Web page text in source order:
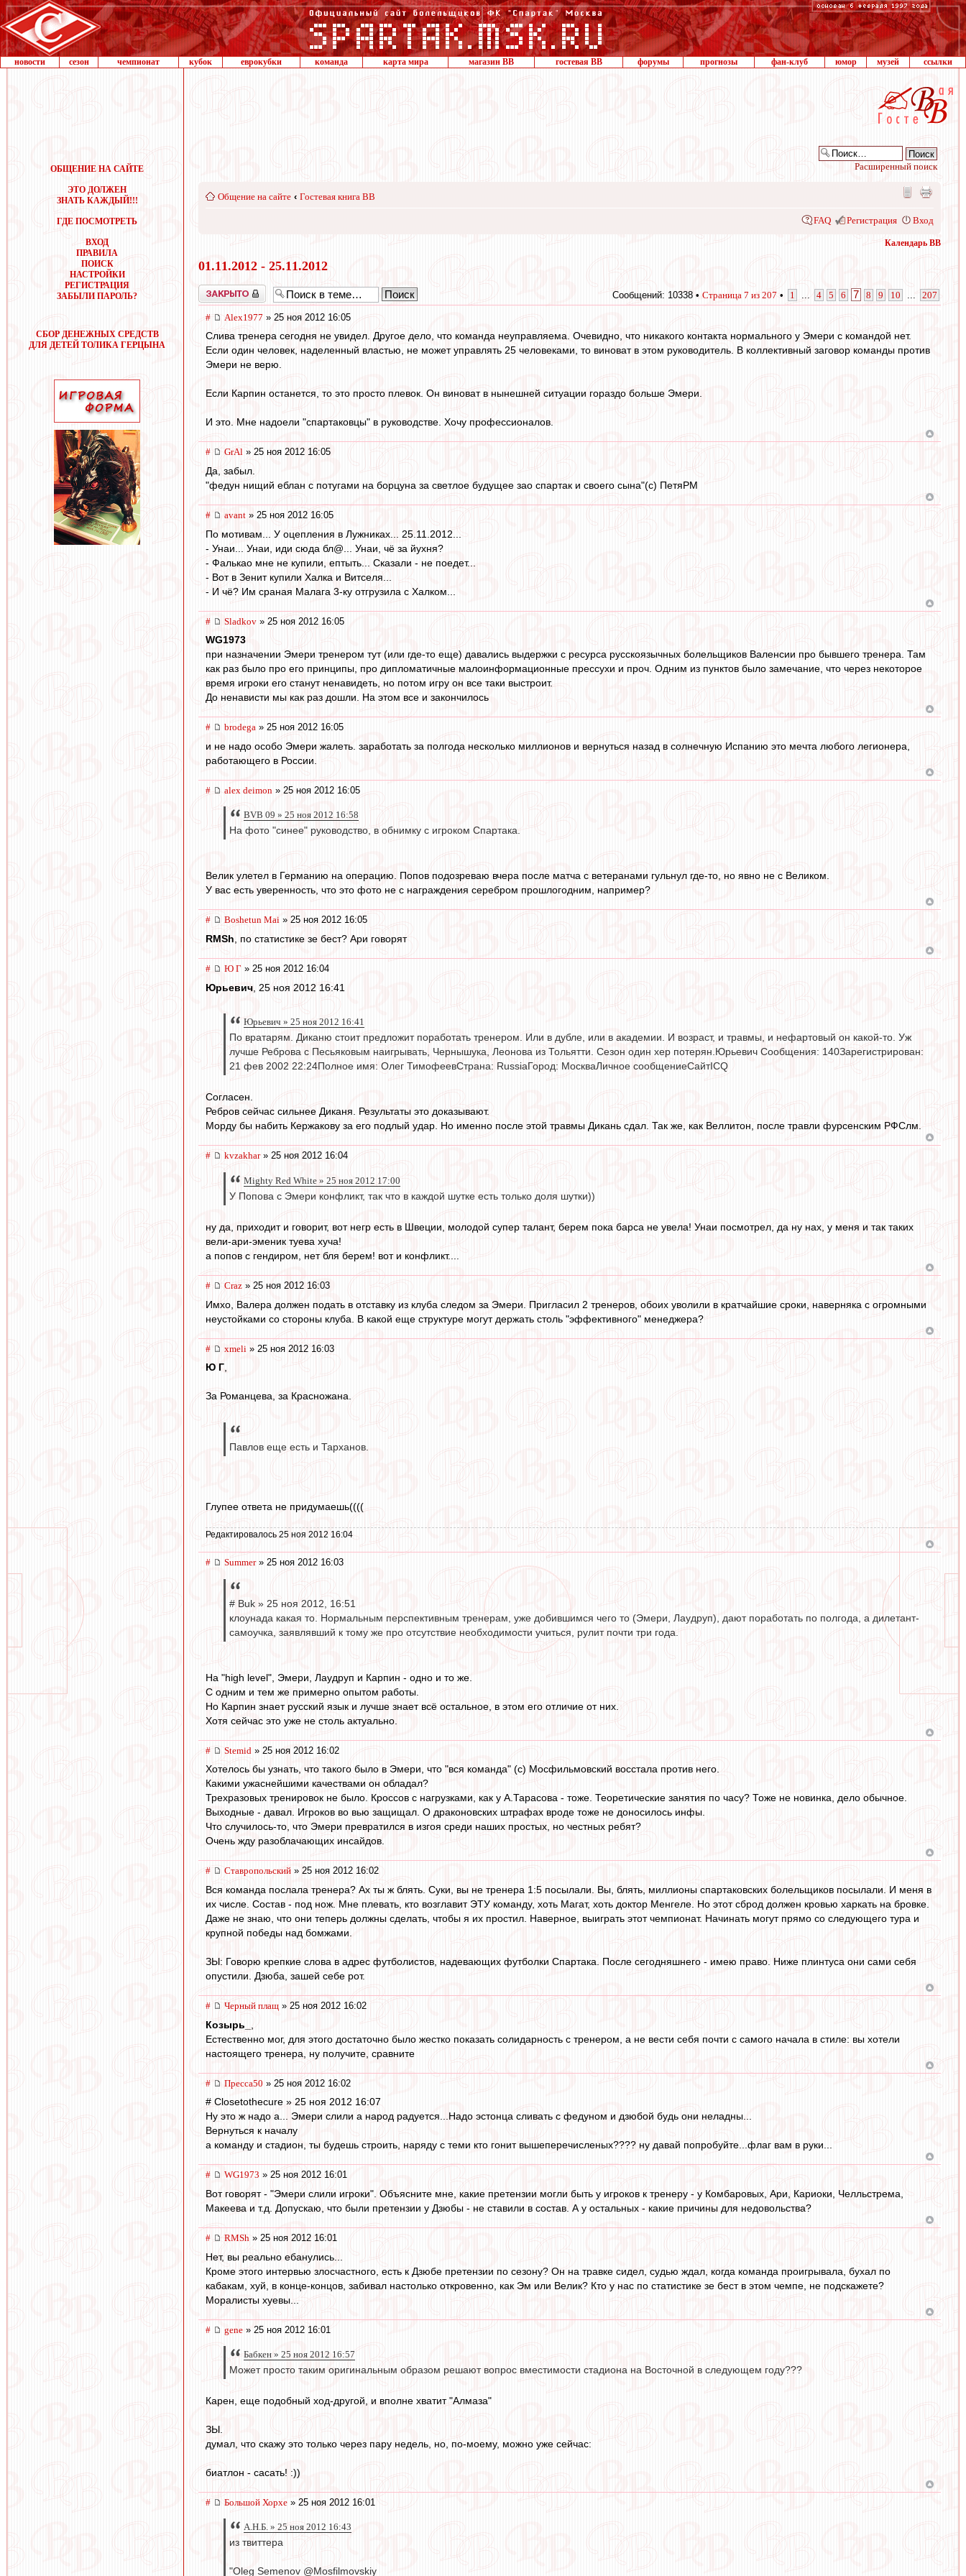
новости сезон чемпионат кубок еврокубки команда карта мира магазин ВВ гостевая ВВ форумы прогнозы фан-клуб юмор музей ссылки
ОБЩЕНИЕ НА САЙТЕ
ЭТО ДОЛЖЕН
ЗНАТЬ КАЖДЫЙ!!!
ГДЕ ПОСМОТРЕТЬ
ВХОД
ПРАВИЛА
ПОИСК
НАСТРОЙКИ
РЕГИСТРАЦИЯ
ЗАБЫЛИ ПАРОЛЬ?
СБОР ДЕНЕЖНЫХ СРЕДСТВ
ДЛЯ ДЕТЕЙ ТОЛИКА ГЕРЦЫНА
Расширенный поиск
Общение на сайте ‹ Гостевая книга ВВ
FAQ Регистрация Вход
Календарь ВВ
01.11.2012 - 25.11.2012
Закрыто Сообщений: 10338 • Страница 7 из 207 • 1 4 5 6 7 8 9 10 207
# Alex1977 » 25 ноя 2012 16:05
Слива тренера сегодня не увидел. Другое дело, что команда неуправляема. Очевидно, что никакого контакта нормального у Эмери с командой нет.
Если один человек, наделенный властью, не может управлять 25 человеками, то виноват в этом руководитель. В коллективный заговор команды против
Эмери не верю.
Если Карпин останется, то это просто плевок. Он виноват в нынешней ситуации гораздо больше Эмери.
И это. Мне надоели "спартаковцы" в руководстве. Хочу профессионалов.
# GrAl » 25 ноя 2012 16:05
Да, забыл.
"федун нищий еблан с потугами на борцуна за светлое будущее зао спартак и своего сына"(с) ПетяРМ
# avant » 25 ноя 2012 16:05
По мотивам... У оцепления в Лужниках... 25.11.2012...
- Унаи... Унаи, иди сюда бл@... Унаи, чё за йухня?
- Фалькао мне не купили, ептыть... Сказали - не поедет...
- Вот в Зенит купили Халка и Витселя...
- И чё? Им сраная Малага 3-ку отгрузила с Халком...
# Sladkov » 25 ноя 2012 16:05
WG1973
при назначении Эмери тренером тут (или где-то еще) давались выдержки с ресурса русскоязычных болельщиков Валенсии про бывшего тренера. Там
как раз было про его принципы, про дипломатичные малоинформационные прессухи и проч. Одним из пунктов было замечание, что через некоторое
время игроки его станут ненавидеть, но потом игру он все таки выстроит.
До ненависти мы как раз дошли. На этом все и закончилось
# brodega » 25 ноя 2012 16:05
и не надо особо Эмери жалеть. заработать за полгода несколько миллионов и вернуться назад в солнечную Испанию это мечта любого легионера,
работающего в России.
# alex deimon » 25 ноя 2012 16:05
BVB 09 » 25 ноя 2012 16:58
На фото "синее" руководство, в обнимку с игроком Спартака.
Велик улетел в Германию на операцию. Попов подозреваю вчера после матча с ветеранами гульнул где-то, но явно не с Великом.
У вас есть уверенность, что это фото не с награждения серебром прошлогодним, например?
# Boshetun Mai » 25 ноя 2012 16:05
RMSh , по статистике зе бест? Ари говорят
# Ю Г » 25 ноя 2012 16:04
Юрьевич , 25 ноя 2012 16:41
Юрьевич » 25 ноя 2012 16:41
По вратарям. Диканю стоит предложит поработать тренером. Или в дубле, или в академии. И возраст, и травмы, и нефартовый он какой-то. Уж
лучше Реброва с Песьяковым наигрывать, Чернышука, Леонова из Тольятти. Сезон один хер потерян.Юрьевич Сообщения: 140Зарегистрирован:
21 фев 2002 22:24Полное имя: Олег ТимофеевСтрана: RussiaГород: МоскваЛичное сообщениеСайтICQ
Согласен.
Ребров сейчас сильнее Диканя. Результаты это доказывают.
Морду бы набить Кержакову за его подлый удар. Но именно после этой травмы Дикань сдал. Так же, как Веллитон, после травли фурсенским РФСлм.
# kvzakhar» 25 ноя 2012 16:04
Mighty Red White » 25 ноя 2012 17:00
У Попова с Эмери конфликт, так что в каждой шутке есть только доля шутки))
ну да, приходит и говорит, вот негр есть в Швеции, молодой супер талант, берем пока барса не увела! Унаи посмотрел, да ну нах, у меня и так таких
вели-ари-эменик туева хуча!
а попов с гендиром, нет бля берем! вот и конфликт....
# Craz » 25 ноя 2012 16:03
Имхо, Валера должен подать в отставку из клуба следом за Эмери. Пригласил 2 тренеров, обоих уволили в кратчайшие сроки, наверняка с огромными
неустойками со стороны клуба. В какой еще структуре могут держать столь "эффективного" менеджера?
# xmeli » 25 ноя 2012 16:03
Ю Г
За Романцева, за Красножана.
Павлов еще есть и Тарханов.
Глупее ответа не придумаешь((((
Редактировалось 25 ноя 2012 16:04
# Summer» 25 ноя 2012 16:03
# Buk » 25 ноя 2012, 16:51
клоунада какая то. Нормальным перспективным тренерам, уже добившимся чего то (Эмери, Лаудруп), дают поработать по полгода, а дилетант-
самоучка, заявлявший к тому же про отсутствие необходимости учиться, рулит почти три года.
На "high level", Эмери, Лаудруп и Карпин - одно и то же.
С одним и тем же примерно опытом работы.
Но Карпин знает русский язык и лучше знает всё остальное, в этом его отличие от них.
Хотя сейчас это уже не столь актуально.
# Stemid » 25 ноя 2012 16:02
Хотелось бы узнать, что такого было в Эмери, что "вся команда" (с) Мосфильмовский восстала против него.
Какими ужаснейшими качествами он обладал?
Трехразовых тренировок не было. Кроссов с нагрузками, как у А.Тарасова - тоже. Теоретические занятия по часу? Тоже не новинка, дело обычное.
Выходные - давал. Игроков во вью защищал. О драконовских штрафах вроде тоже не доносилось инфы.
Что случилось-то, что Эмери превратился в изгоя среди наших простых, но честных ребят?
Очень жду разоблачающих инсайдов.
# Ставропольский » 25 ноя 2012 16:02
Вся команда послала тренера? Ах ты ж блять. Суки, вы не тренера 1:5 посылали. Вы, блять, миллионы спартаковских болельщиков посылали. И меня в
их числе. Состав - под нож. Мне плевать, кто возглавит ЭТУ команду, хоть Магат, хоть доктор Менгеле. Но этот сброд должен кровью харкать на бровке.
Даже не знаю, что они теперь должны сделать, чтобы я их простил. Наверное, выиграть этот чемпионат. Начинать могут прямо со следующего тура и
крупной победы над бомжами.
ЗЫ: Говорю крепкие слова в адрес футболистов, надевающих футболки Спартака. После сегодняшнего - имею право. Ниже плинтуса они сами себя
опустили. Дзюба, зашей себе рот.
# Черный плащ » 25 ноя 2012 16:02
Козырь_
Естественно мог, для этого достаточно было жестко показать солидарность с тренером, а не вести себя почти с самого начала в стиле: вы хотели
настоящего тренера, ну получите, сравните
# Пресса50 » 25 ноя 2012 16:02
# Closetothecure » 25 ноя 2012 16:07
Ну это ж надо а... Эмери слили а народ радуется...Надо эстонца сливать с федуном и дзюбой будь они неладны...
Вернуться к началу
а команду и стадион, ты будешь строить, наряду с теми кто гонит вышеперечисленых???? ну давай попробуйте...флаг вам в руки...
# WG1973 » 25 ноя 2012 16:01
Вот говорят - "Эмери слили игроки". Объясните мне, какие претензии могли быть у игроков к тренеру - у Комбаровых, Ари, Кариоки, Челльстрема,
Макеева и т.д. Допускаю, что были претензии у Дзюбы - не ставили в состав. А у остальных - какие причины для недовольства?
# RMSh » 25 ноя 2012 16:01
Нет, вы реально ебанулись...
Кроме этого интервью злосчастного, есть к Дзюбе претензии по сезону? Он на травке сидел, судью ждал, когда команда проигрывала, бухал по
кабакам, хуй, в конце-концов, забивал настолько откровенно, как Эм или Велик? Кто у нас по статистике зе бест в этом чемпе, не подскажете?
Моралисты хуевы...
# gene » 25 ноя 2012 16:01
Бабкен » 25 ноя 2012 16:57
Может просто таким оригинальным образом решают вопрос вместимости стадиона на Восточной в следующем году???
Карен, еще подобный ход-другой, и вполне хватит "Алмаза"
ЗЫ.
думал, что скажу это только через пару недель, но, по-моему, можно уже сейчас:
биатлон - сасать! :))
# Большой Хорхе » 25 ноя 2012 16:01
А.Н.Б. » 25 ноя 2012 16:43
из твиттера
"Oleg Semenov @Mosfilmovskiy